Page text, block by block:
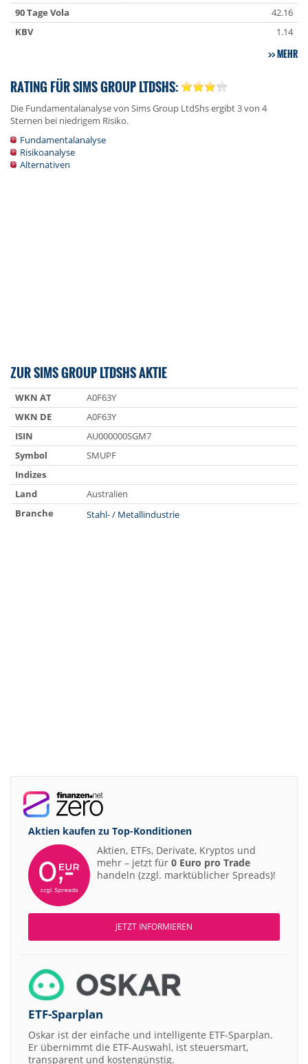
90 Tage Vola
42.16
KBV
1.14
MEHR
RATING FÜR SIMS GROUP LTDSHS:
Die Fundamentalanalyse von Sims Group LtdShs ergibt 3 von 4
Sternen bei niedrigem Risiko.
Fundamentalanalyse
Risikoanalyse
Alternativen
ZUR SIMS GROUP LTDSHS AKTIE
WKN AT
A0F63Y
WKN DE
A0F63Y
ISIN
AU000000SGM7
Symbol
SMUPF
Indizes
Land
Australien
Branche
Stahl- / Metallindustrie
Aktien kaufen zu Top-Konditionen
Aktien, ETFs, Derivate, Kryptos und
mehr – jetzt für 0 Euro pro Trade
handeln (zzgl. marktüblicher Spreads)!
JETZT INFORMIEREN
ETF-Sparplan
Oskar ist der einfache und intelligente ETF-Sparplan.
Er übernimmt die ETF-Auswahl, ist steuersmart,
transparent und kostengünstig.